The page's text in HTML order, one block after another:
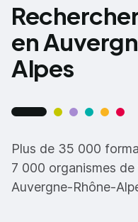
en
Alpes
Plus de 35 000
7 000 organismes
Auvergne-Rhône-